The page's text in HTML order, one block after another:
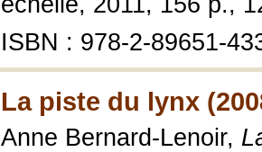
ISBN : 978-2-89651-
La piste du lynx
Anne Bernard-Lenoir,